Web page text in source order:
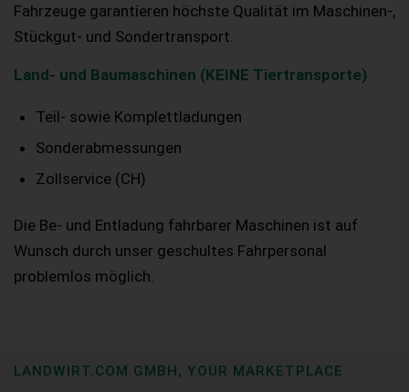
Fahrzeuge garantieren höchste Qualität im Maschinen-,
Stückgut- und Sondertransport.
Land- und Baumaschinen (KEINE Tiertransporte)
Teil- sowie Komplettladungen
Sonderabmessungen
Zollservice (CH)
Die Be- und Entladung fahrbarer Maschinen ist auf
Wunsch durch unser geschultes Fahrpersonal
problemlos möglich.
LANDWIRT.COM GMBH, YOUR MARKETPLACE